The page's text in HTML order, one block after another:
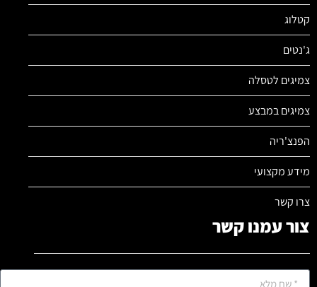
קטלוג
ג'נטים
צמיגים לטסלה
צמיגים במבצע
הפנצ'ריה
מידע מקצועי
צרו קשר
צור עמנו קשר